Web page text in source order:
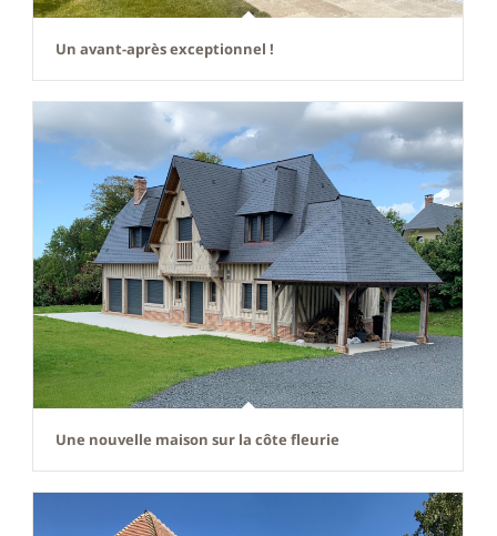
Un avant-après exceptionnel !
Une nouvelle maison sur la côte fleurie